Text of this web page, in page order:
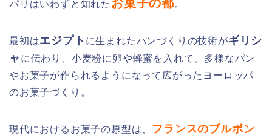
パリはいわずと知れた お菓子の都。
最初はエジプト に生まれたパンづくりの技術がギリシ
ャ に伝わり、小麦粉に卵や蜂蜜を入れて、多様なパン
やお菓子が作られるようになって広がったヨーロッパ
のお菓子づくり。
現代におけるお菓子の原型は、
フランスのブルボン